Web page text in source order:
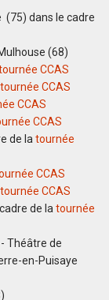
(75) dans le cadre
(68)
CCAS
tournée CCAS
CCAS
CCAS
de la tournée
CCAS
tournée CCAS
de la tournée
Théâtre de
en-Puisaye